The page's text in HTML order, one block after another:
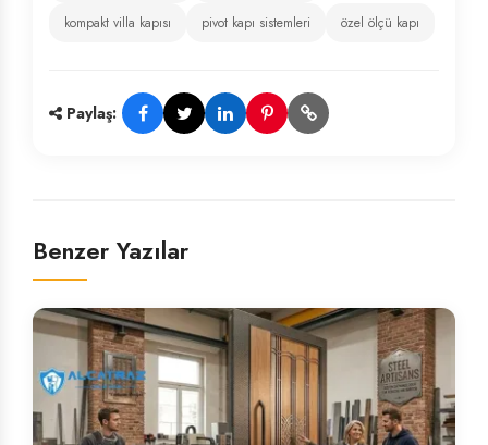
kompakt villa kapısı
pivot kapı sistemleri özel ölçü kapı
Paylaş:
Benzer Yazılar